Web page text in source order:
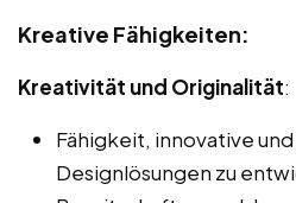
Kreative Fähigkeiten:
Kreativität und Originalität:
Fähigkeit, innovative
Designlösungen zu